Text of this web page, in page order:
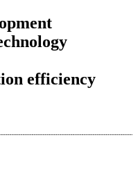
efficiency